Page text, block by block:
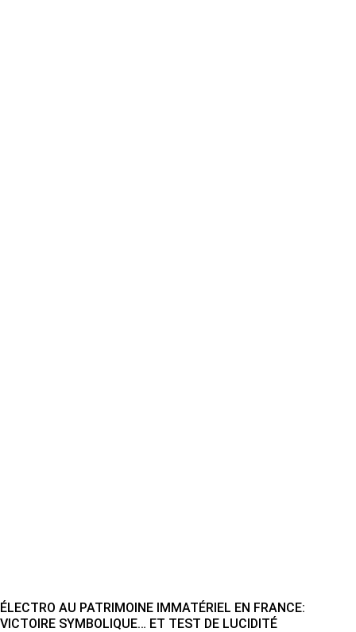
ÉLECTRO AU PATRIMOINE IMMATÉRIEL EN FRANCE:
VICTOIRE SYMBOLIQUE… ET TEST DE LUCIDITÉ